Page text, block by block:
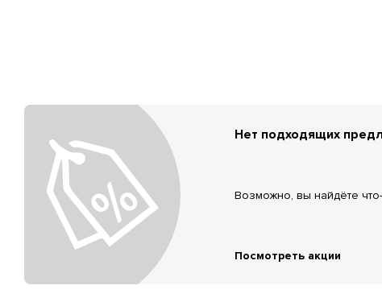
Нет подходящих
Возможно, вы найдёте
Посмотреть акции